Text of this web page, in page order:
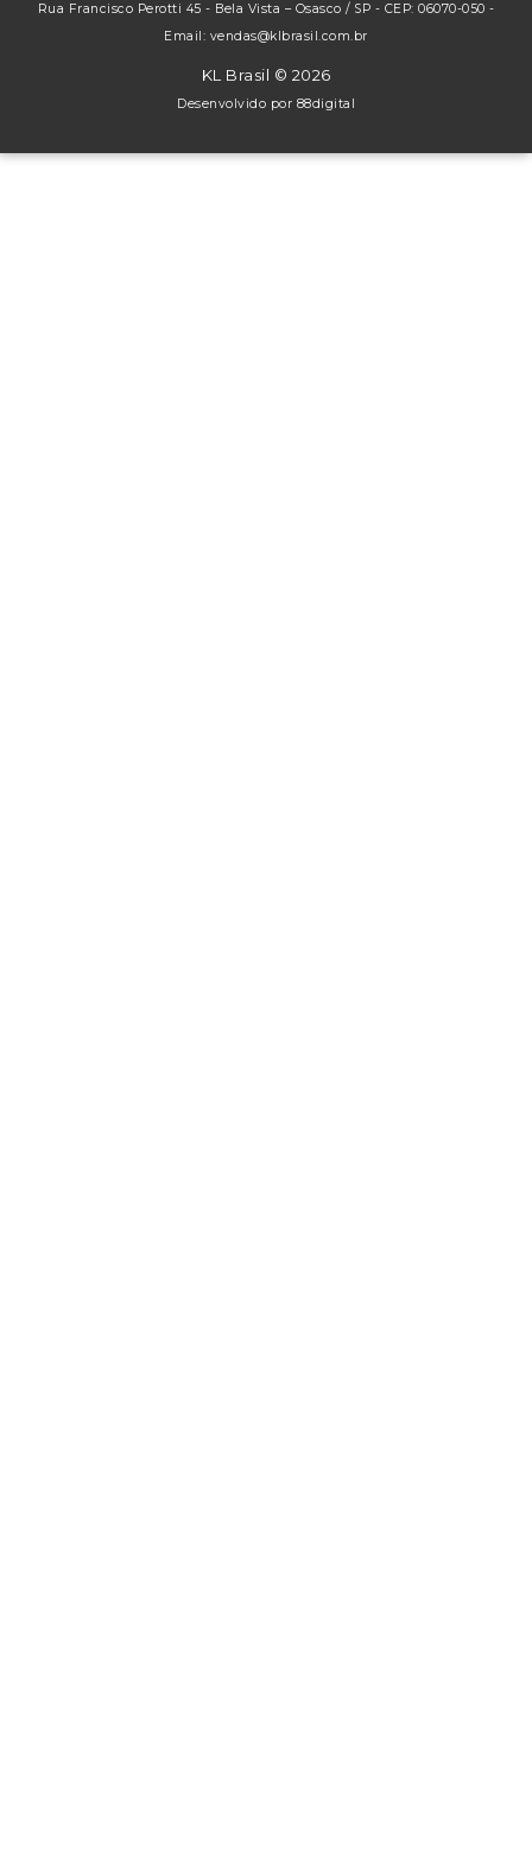
Rua Francisco Perotti 45 - Bela Vista – Osasco / SP - CEP: 06070-050 -
Email: vendas@klbrasil.com.br
KL Brasil © 2026
Desenvolvido por 88digital